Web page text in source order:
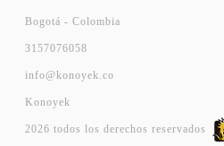
Bogotá - Colombia
3157076058
info@konoyek.co
Konoyek
2026 todos los derechos reservados